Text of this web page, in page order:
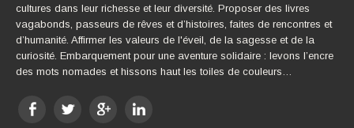
cultures dans leur richesse et leur diversité. Proposer des livres
vagabonds, passeurs de rêves et d’histoires, faites de rencontres et
d’humanité. Affirmer les valeurs de l'éveil, de la sagesse et de la
curiosité. Embarquement pour une aventure solidaire : levons l’encre
des mots nomades et hissons haut les toiles de couleurs…